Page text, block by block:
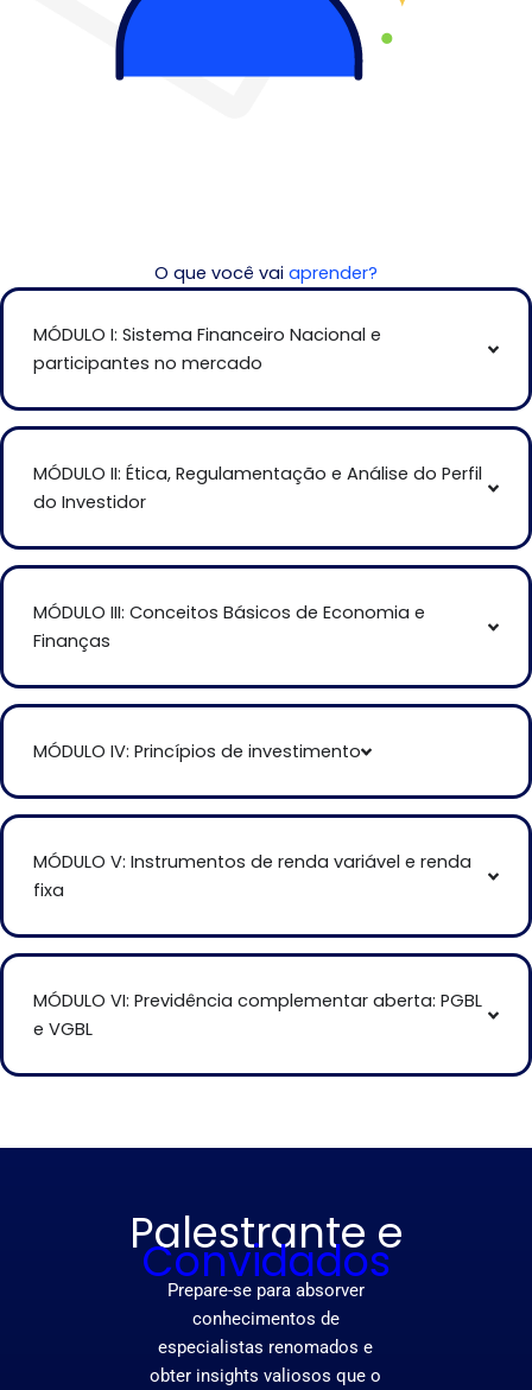
O que você vai aprender?
MÓDULO I: Sistema Financeiro Nacional e
participantes no mercado
MÓDULO II: Ética, Regulamentação e Análise do Perfil
do Investidor
MÓDULO III: Conceitos Básicos de Economia e
Finanças
MÓDULO IV: Princípios de investimento
MÓDULO V: Instrumentos de renda variável e renda
fixa
MÓDULO VI: Previdência complementar aberta: PGBL
e VGBL
Palestrante e
Convidados
Prepare-se para absorver
conhecimentos de
especialistas renomados e
obter insights valiosos que o